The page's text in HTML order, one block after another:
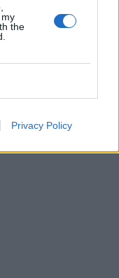
the
Privacy Policy
'Εφοδοι σε σκάφη
κρουαζιέρας